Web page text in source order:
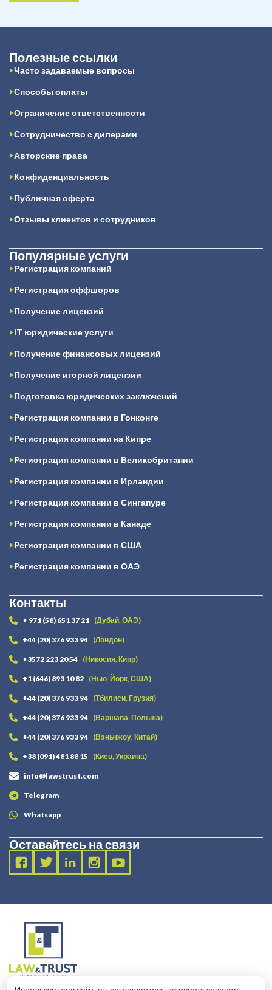
Полезные ссылки
Часто задаваемые вопросы
Способы оплаты
Ограничение ответственности
Сотрудничество с дилерами
Авторские права
Конфиденциальность
Публичная оферта
Отзывы клиентов и сотрудников
Популярные услуги
Регистрация компаний
Регистрация оффшоров
Получение лицензий
IT юридические услуги
Получение финансовых лицензий
Получение игорной лицензии
Подготовка юридических заключений
Регистрация компании в Гонконге
Регистрация компании на Кипре
Регистрация компании в Великобритании
Регистрация компании в Ирландии
Регистрация компании в Сингапуре
Регистрация компании в Канаде
Регистрация компании в США
Регистрация компании в ОАЭ
Контакты
+ 971 (58) 651 37 21 (Дубай, ОАЭ)
+44 (20) 376 933 94 (Лондон)
+3572 223 20 54 (Никосия, Кипр)
+1 (646) 893 10 82 (Нью-Йорк, США)
+44 (20) 376 933 94 (Тбилиси, Грузия)
+44 (20) 376 933 94 (Варшава, Польша)
+44 (20) 376 933 94 (Вэньчжоу, Китай)
+38 (091) 481 88 15 (Киев, Украина)
info@lawstrust.com
Telegram
Whatsapp
Оставайтесь на связи
2003 - 2025 LANDT LEGAL LLP